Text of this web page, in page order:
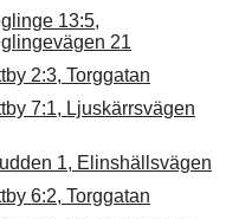
13:5,
21
2:3, Torggatan
7:1, Ljuskärrsvägen
1, Elinshällsvägen
6:2, Torggatan